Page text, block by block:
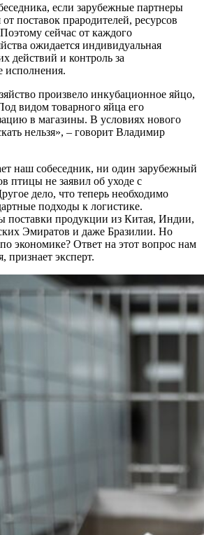
если зарубежные партнеры
поставок прародителей, ресурсов
сейчас от каждого
ожидается индивидуаль­ная
действий и контроль за
исполнения.
произ­вело инкубационное яйцо,
видом товарного яйца его
в ма­газины. В условиях нового
нель­зя», – говорит Владимир
наш собеседник, ни один зарубежный
птицы не заявил об уходе с
дело, что теперь необходимо
подхо­ды к логистике.
поставки продукции из Китая, Индии,
Эмиратов и даже Бразилии. Но
экономике? Ответ на этот вопрос нам
признает эксперт.